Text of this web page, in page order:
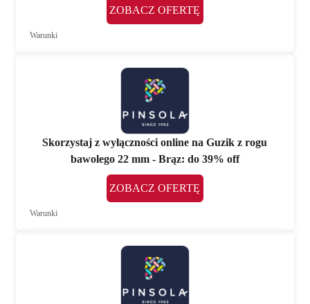
ZOBACZ OFERTĘ
Warunki
Skorzystaj z wyłączności online na Guzik z rogu
bawolego 22 mm - Brąz: do 39% off
ZOBACZ OFERTĘ
Warunki